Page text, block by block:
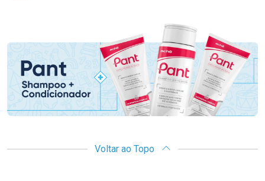
Promoção em Destaque
Voltar ao Topo